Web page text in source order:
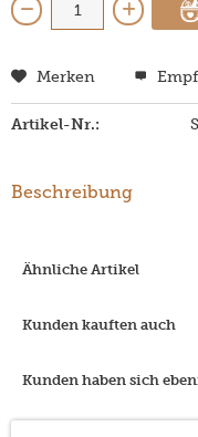
Merken
Artikel-Nr.:
Beschreibung
Ähnliche Artikel
Kunden kauften auch
Kunden haben sich